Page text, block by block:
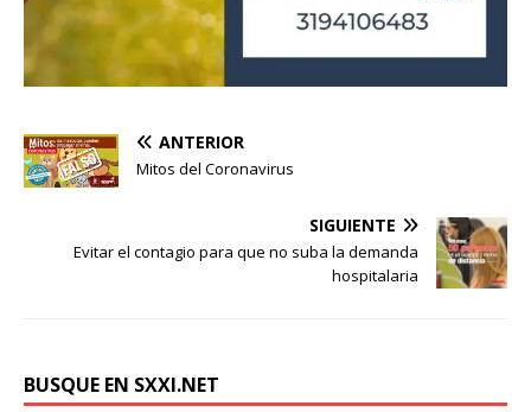
ANTERIOR
Mitos del Coronavirus
SIGUIENTE
Evitar el contagio para que no suba la demanda
hospitalaria
BUSQUE EN SXXI.NET